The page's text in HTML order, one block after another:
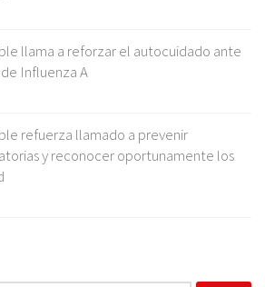
llama a reforzar el autocuidado ante
Influenza A
refuerza llamado a prevenir
y reconocer oportunamente los